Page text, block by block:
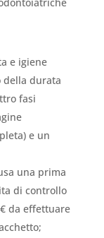
e igiene
della durata
fasi
e un
una prima
di controllo
da effettuare